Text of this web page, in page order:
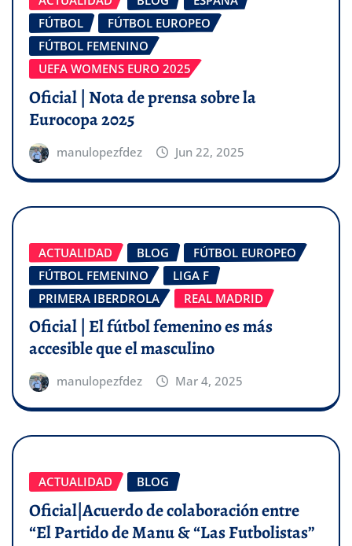
FÚTBOL
FÚTBOL EUROPEO
FÚTBOL FEMENINO
UEFA WOMENS EURO 2025
Oficial | Nota de prensa sobre la
Eurocopa 2025
manulopezfdez Jun 22, 2025
ACTUALIDAD BLOG
FÚTBOL EUROPEO
FÚTBOL FEMENINO
LIGA F
PRIMERA IBERDROLA
REAL MADRID
Oficial | El fútbol femenino es más
accesible que el masculino
manulopezfdez Mar 4, 2025
ACTUALIDAD BLOG
Oficial|Acuerdo de colaboración entre
“El Partido de Manu & “Las Futbolistas”